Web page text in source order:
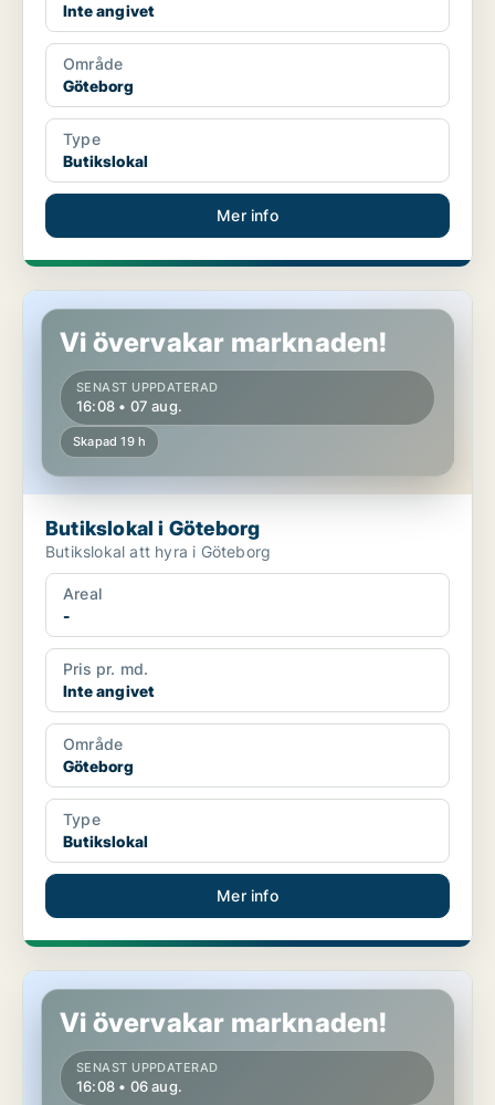
Inte angivet
Område
Göteborg
Type
Butikslokal
Mer info
Butikslokal i Göteborg
Vi övervakar marknaden!
SENAST UPPDATERAD
16:08 • 07 aug.
Skapad 19 h
Butikslokal i Göteborg
Butikslokal att hyra i Göteborg
Areal
-
Pris pr. md.
Inte angivet
Område
Göteborg
Type
Butikslokal
Mer info
Butikslokal i Göteborg
Vi övervakar marknaden!
SENAST UPPDATERAD
16:08 • 06 aug.